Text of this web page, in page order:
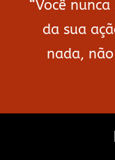
“Você
da sua
nada,